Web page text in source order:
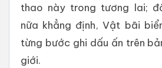
thao này trong tương lai;
nữa khẳng định, Vật bãi
từng bước ghi dấu ấn trên
giới.